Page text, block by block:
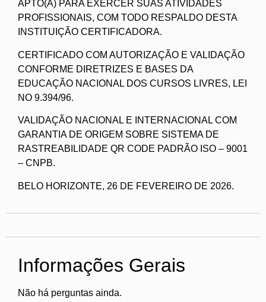
APTO(A) PARA EXERCER SUAS ATIVIDADES
PROFISSIONAIS, COM TODO RESPALDO DESTA
INSTITUIÇÃO CERTIFICADORA.
CERTIFICADO COM AUTORIZAÇÃO E VALIDAÇÃO
CONFORME DIRETRIZES E BASES DA
EDUCAÇÃO NACIONAL DOS CURSOS LIVRES, LEI
NO 9.394/96.
VALIDAÇÃO NACIONAL E INTERNACIONAL COM
GARANTIA DE ORIGEM SOBRE SISTEMA DE
RASTREABILIDADE QR CODE PADRÃO ISO – 9001
– CNPB.
BELO HORIZONTE, 26 DE FEVEREIRO DE 2026.
Informações Gerais
Não há perguntas ainda.